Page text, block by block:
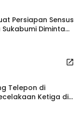
Persiapan Sensus
Sukabumi Diminta
Telepon di
Ketiga di